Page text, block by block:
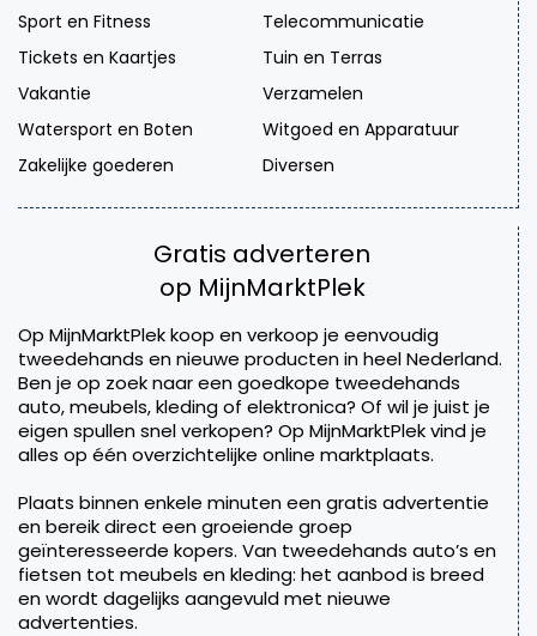
Sport en Fitness
Telecommunicatie
Tickets en Kaartjes
Tuin en Terras
Vakantie
Verzamelen
Watersport en Boten
Witgoed en Apparatuur
Zakelijke goederen
Diversen
Gratis adverteren
op MijnMarktPlek
Op MijnMarktPlek koop en verkoop je eenvoudig
tweedehands en nieuwe producten in heel Nederland.
Ben je op zoek naar een goedkope tweedehands
auto, meubels, kleding of elektronica? Of wil je juist je
eigen spullen snel verkopen? Op MijnMarktPlek vind je
alles op één overzichtelijke online marktplaats.
Plaats binnen enkele minuten een gratis advertentie
en bereik direct een groeiende groep
geïnteresseerde kopers. Van tweedehands auto’s en
fietsen tot meubels en kleding: het aanbod is breed
en wordt dagelijks aangevuld met nieuwe
advertenties.